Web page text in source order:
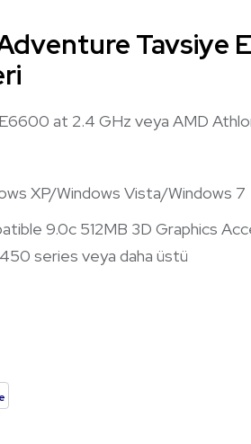
Tavsiye
at 2.4 GHz veya AMD
XP/Windows Vista/Windows 7
9.0c 512MB 3D Graphics
series veya daha üstü